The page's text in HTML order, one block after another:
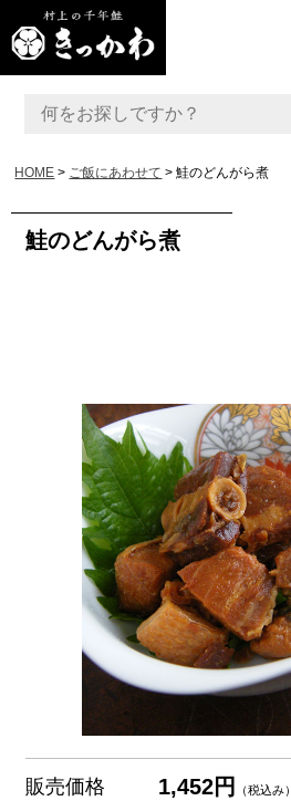
HOME ご飯にあわせて 鮭のどんがら煮
鮭のどんがら煮
販売価格 1,452円 （税込み）